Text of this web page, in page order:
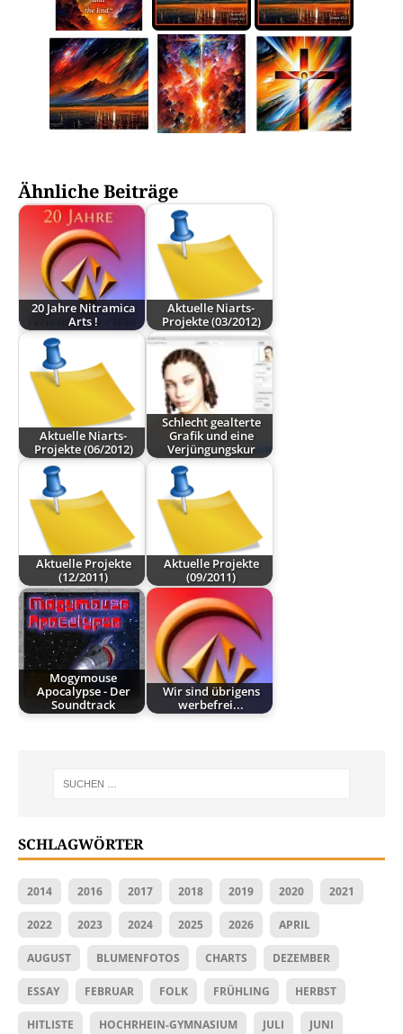
Ähnliche Beiträge
20 Jahre Nitramica
Arts !
Aktuelle Niarts-
Projekte (03/2012)
Aktuelle Niarts-
Projekte (06/2012)
Schlecht gealterte
Grafik und eine
Verjüngungskur
Aktuelle Projekte
(12/2011)
Aktuelle Projekte
(09/2011)
Mogymouse
Apocalypse - Der
Soundtrack
Wir sind übrigens
werbefrei...
SCHLAGWÖRTER
2014 2016 2017 2018 2019 2020 2021
2022 2023 2024 2025 2026 APRIL
AUGUST BLUMENFOTOS CHARTS DEZEMBER
ESSAY FEBRUAR FOLK FRÜHLING HERBST
HITLISTE HOCHRHEIN-GYMNASIUM JULI JUNI